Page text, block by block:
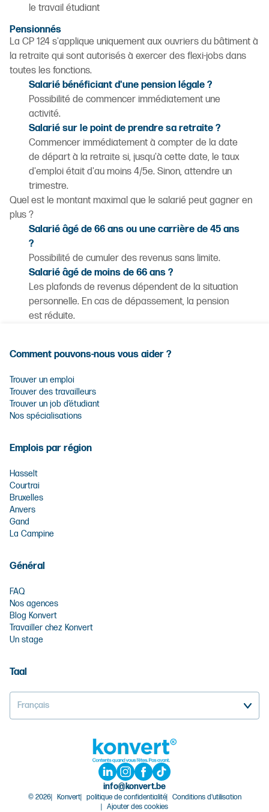
le travail étudiant
Pensionnés
La CP 124 s'applique uniquement aux ouvriers du bâtiment à
la retraite qui sont autorisés à exercer des flexi-jobs dans
toutes les fonctions.
Salarié bénéficiant d'une pension légale ?
Possibilité de commencer immédiatement une
activité.
Salarié sur le point de prendre sa retraite ?
Commencer immédiatement à compter de la date
de départ à la retraite si, jusqu'à cette date, le taux
d'emploi était d'au moins 4/5e. Sinon, attendre un
trimestre.
Quel est le montant maximal que le salarié peut gagner en
plus ?
Salarié âgé de 66 ans ou une carrière de 45 ans
?
Possibilité de cumuler des revenus sans limite.
Salarié âgé de moins de 66 ans ?
Les plafonds de revenus dépendent de la situation
personnelle. En cas de dépassement, la pension
est réduite.
Comment pouvons-nous vous aider ?
Trouver un emploi
Trouver des travailleurs
Trouver un job d’étudiant
Nos spécialisations
Emplois par région
Hasselt
Courtrai
Bruxelles
Anvers
Gand
La Campine
Général
FAQ
Nos agences
Blog Konvert
Travailler chez Konvert
Un stage
Taal
Français
info@konvert.be
© 2026 Konvert politique de confidentialité
Conditions d'utilisation
Ajouter des cookies